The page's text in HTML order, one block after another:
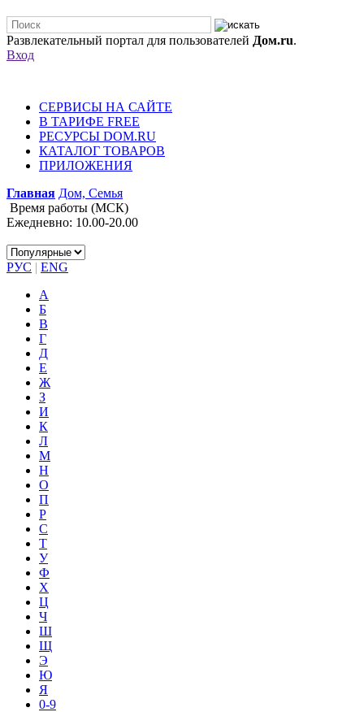
Развлекательный портал для пользователей Дом.ru.
Вход
СЕРВИСЫ НА САЙТЕ
В ТАРИФЕ FREE
РЕСУРСЫ DOM.RU
КАТАЛОГ ТОВАРОВ
ПРИЛОЖЕНИЯ
Главная Дом, Семья
Время работы (МСК)
Ежедневно: 10.00-20.00
РУС | ENG
А
Б
В
Г
Д
Е
Ж
З
И
К
Л
М
Н
О
П
Р
С
Т
У
Ф
Х
Ц
Ч
Ш
Щ
Э
Ю
Я
0-9